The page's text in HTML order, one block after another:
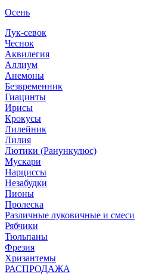
Осень
Лук-севок
Чеснок
Аквилегия
Аллиум
Анемоны
Безвременник
Гиацинты
Ирисы
Крокусы
Лилейник
Лилия
Лютики (Ранункулюс)
Мускари
Нарцисcы
Незабудки
Пионы
Пролеска
Различные луковичные и смеси
Рябчики
Тюльпаны
Фрезия
Хризантемы
РАСПРОДАЖА